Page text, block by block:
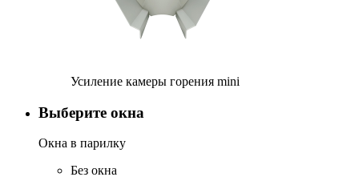
Усиление камеры горения mini
Выберите окна
Окна в парилку
Без окна